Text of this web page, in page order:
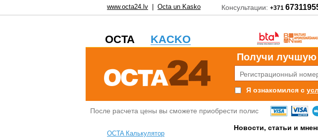
www.octa24.lv Octa un Kasko Консультации: +371
OCTA KACKO
Получи лучшую
Я ознакомился с
После расчета цены вы сможете приобрести полис
OCTA Калькулятор
Новости, статьи и